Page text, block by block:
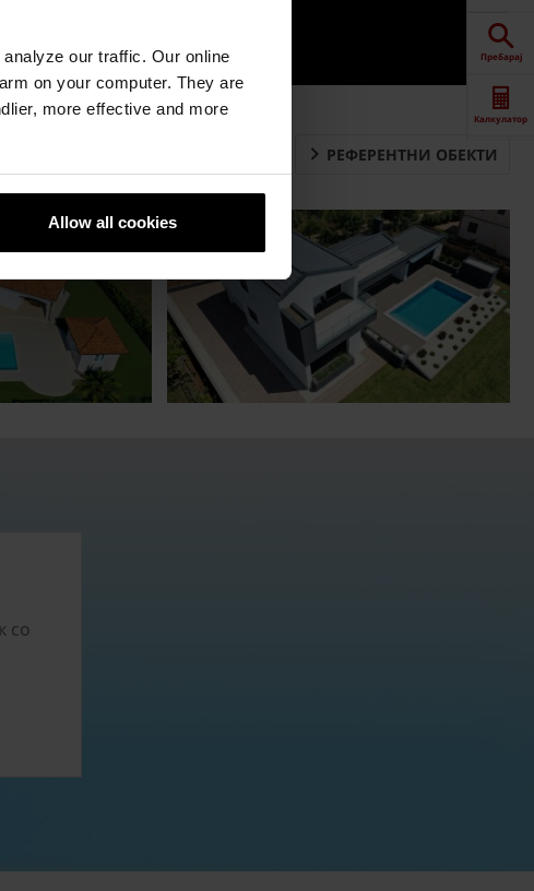
our traffic. Our online
on your computer. They are
more effective and more
Allow all cookies
РЕФЕРЕНТНИ ОБЕКТИ
со
Пребарај
Калкулатор
Продажба